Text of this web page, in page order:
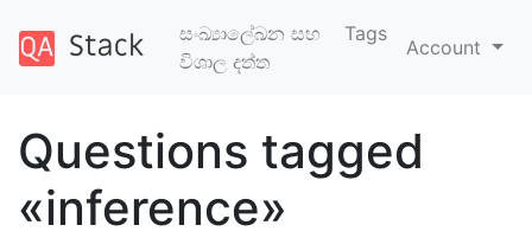
සංඛ්‍යාලේඛන සහ
විශාල දත්ත
Tags
Account
Questions tagged
«inference»